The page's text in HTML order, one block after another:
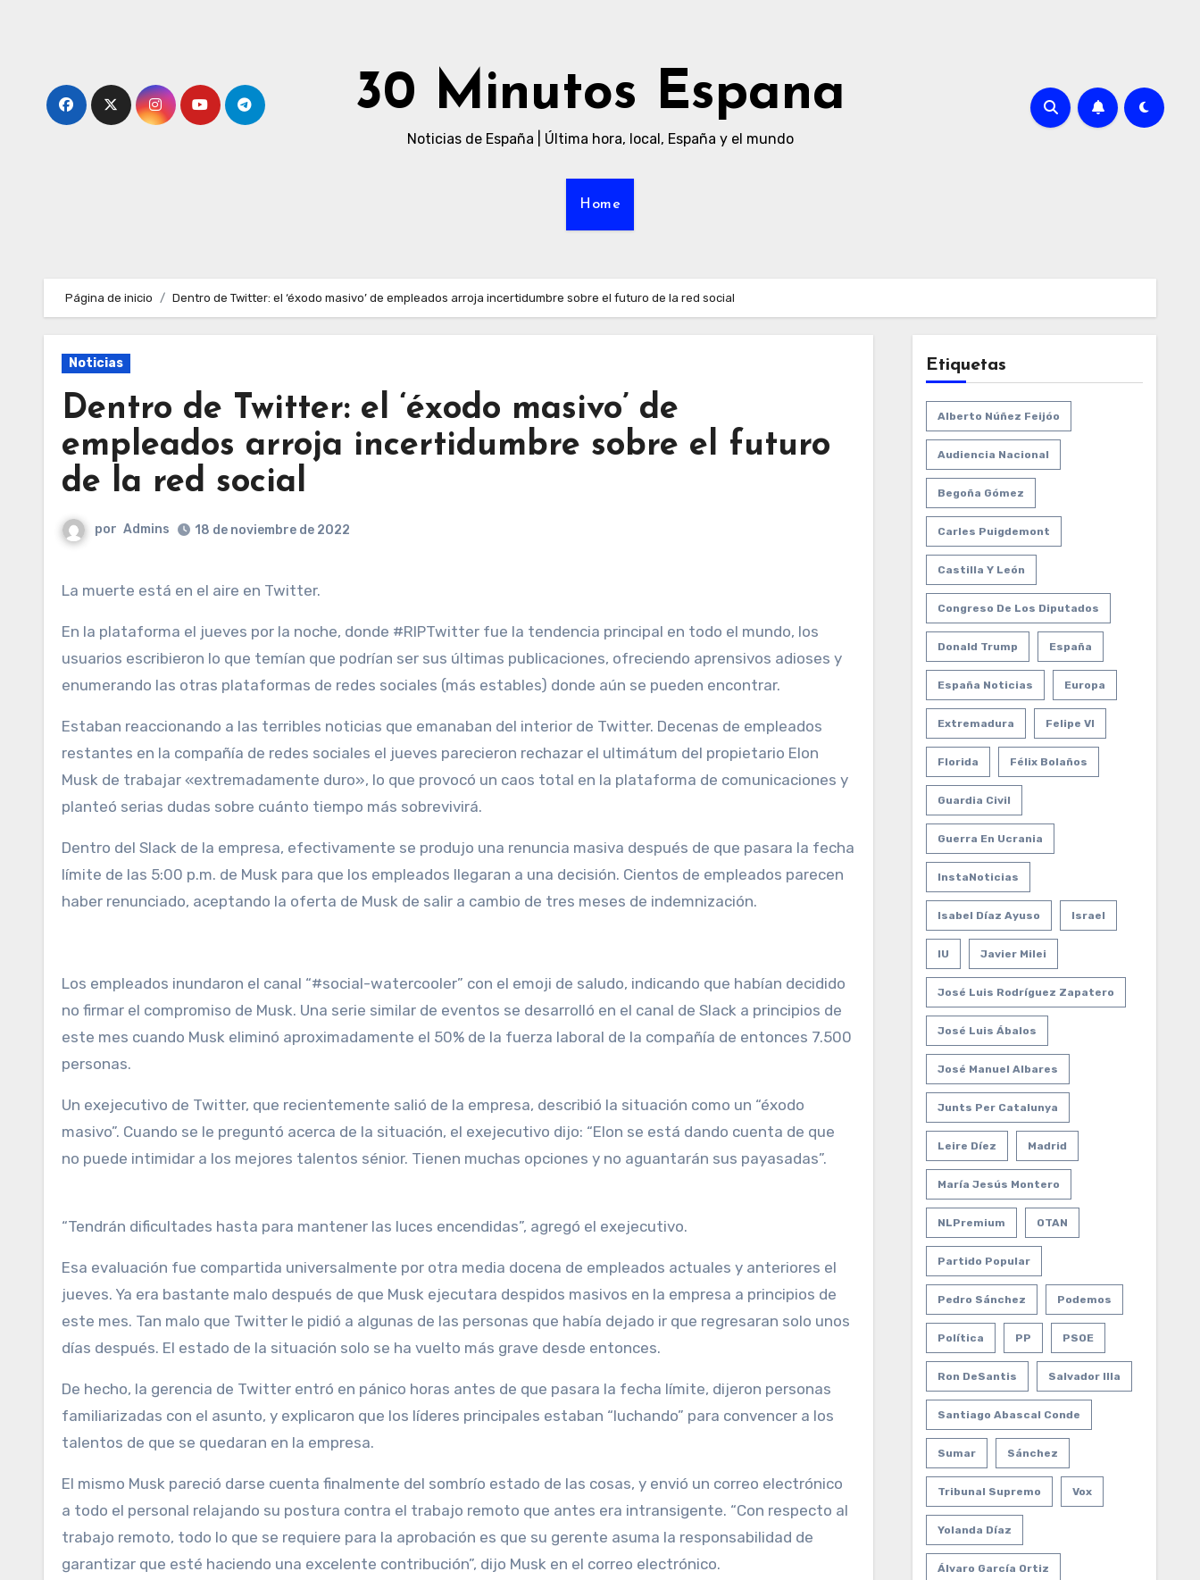
30 Minutos Espana
Noticias de España | Última hora, local, España y el mundo
Home
Página de inicio Dentro de Twitter: el ‘éxodo masivo’ de empleados arroja incertidumbre sobre el futuro de la red social
Noticias
Dentro de Twitter: el ‘éxodo masivo’ de
empleados arroja incertidumbre sobre el futuro
de la red social
por Admins 18 de noviembre de 2022
La muerte está en el aire en Twitter.
En la plataforma el jueves por la noche, donde #RIPTwitter fue la tendencia principal en todo el mundo, los
usuarios escribieron lo que temían que podrían ser sus últimas publicaciones, ofreciendo aprensivos adioses y
enumerando las otras plataformas de redes sociales (más estables) donde aún se pueden encontrar.
Estaban reaccionando a las terribles noticias que emanaban del interior de Twitter. Decenas de empleados
restantes en la compañía de redes sociales el jueves parecieron rechazar el ultimátum del propietario Elon
Musk de trabajar «extremadamente duro», lo que provocó un caos total en la plataforma de comunicaciones y
planteó serias dudas sobre cuánto tiempo más sobrevivirá.
Dentro del Slack de la empresa, efectivamente se produjo una renuncia masiva después de que pasara la fecha
límite de las 5:00 p.m. de Musk para que los empleados llegaran a una decisión. Cientos de empleados parecen
haber renunciado, aceptando la oferta de Musk de salir a cambio de tres meses de indemnización.
Los empleados inundaron el canal “#social-watercooler” con el emoji de saludo, indicando que habían decidido
no firmar el compromiso de Musk. Una serie similar de eventos se desarrolló en el canal de Slack a principios de
este mes cuando Musk eliminó aproximadamente el 50% de la fuerza laboral de la compañía de entonces 7.500
personas.
Un exejecutivo de Twitter, que recientemente salió de la empresa, describió la situación como un “éxodo
masivo”. Cuando se le preguntó acerca de la situación, el exejecutivo dijo: “Elon se está dando cuenta de que
no puede intimidar a los mejores talentos sénior. Tienen muchas opciones y no aguantarán sus payasadas”.
“Tendrán dificultades hasta para mantener las luces encendidas”, agregó el exejecutivo.
Esa evaluación fue compartida universalmente por otra media docena de empleados actuales y anteriores el
jueves. Ya era bastante malo después de que Musk ejecutara despidos masivos en la empresa a principios de
este mes. Tan malo que Twitter le pidió a algunas de las personas que había dejado ir que regresaran solo unos
días después. El estado de la situación solo se ha vuelto más grave desde entonces.
De hecho, la gerencia de Twitter entró en pánico horas antes de que pasara la fecha límite, dijeron personas
familiarizadas con el asunto, y explicaron que los líderes principales estaban “luchando” para convencer a los
talentos de que se quedaran en la empresa.
El mismo Musk pareció darse cuenta finalmente del sombrío estado de las cosas, y envió un correo electrónico
a todo el personal relajando su postura contra el trabajo remoto que antes era intransigente. “Con respecto al
trabajo remoto, todo lo que se requiere para la aprobación es que su gerente asuma la responsabilidad de
garantizar que esté haciendo una excelente contribución”, dijo Musk en el correo electrónico.
Etiquetas
Alberto Núñez Feijóo
Audiencia Nacional
Begoña Gómez
Carles Puigdemont
Castilla Y León
Congreso De Los Diputados
Donald Trump España
España Noticias Europa
Extremadura Felipe VI
Florida Félix Bolaños
Guardia Civil
Guerra En Ucrania
InstaNoticias
Isabel Díaz Ayuso Israel
IU Javier Milei
José Luis Rodríguez Zapatero
José Luis Ábalos
José Manuel Albares
Junts Per Catalunya
Leire Díez Madrid
María Jesús Montero
NLPremium OTAN
Partido Popular
Pedro Sánchez Podemos
Política PP PSOE
Ron DeSantis Salvador Illa
Santiago Abascal Conde
Sumar Sánchez
Tribunal Supremo Vox
Yolanda Díaz
Álvaro García Ortiz